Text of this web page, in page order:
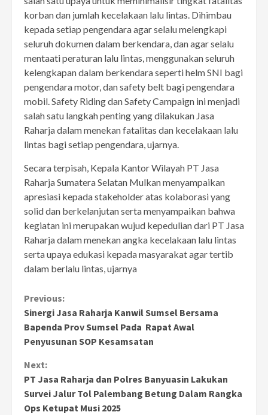
korban dan jumlah kecelakaan lalu lintas. Dihimbau
kepada setiap pengendara agar selalu melengkapi
seluruh dokumen dalam berkendara, dan agar selalu
mentaati peraturan lalu lintas, menggunakan seluruh
kelengkapan dalam berkendara seperti helm SNI bagi
pengendara motor, dan safety belt bagi pengendara
mobil. Safety Riding dan Safety Campaign ini menjadi
salah satu langkah penting yang dilakukan Jasa
Raharja dalam menekan fatalitas dan kecelakaan lalu
lintas bagi setiap pengendara, ujarnya.
Secara terpisah, Kepala Kantor Wilayah PT Jasa
Raharja Sumatera Selatan Mulkan menyampaikan
apresiasi kepada stakeholder atas kolaborasi yang
solid dan berkelanjutan serta menyampaikan bahwa
kegiatan ini merupakan wujud kepedulian dari PT Jasa
Raharja dalam menekan angka kecelakaan lalu lintas
serta upaya edukasi kepada masyarakat agar tertib
dalam berlalu lintas, ujarnya
Continue
Reading
Previous:
Sinergi Jasa Raharja Kanwil Sumsel Bersama
Bapenda Prov Sumsel Pada Rapat Awal
Penyusunan SOP Kesamsatan
Next:
PT Jasa Raharja dan Polres Banyuasin Lakukan
Survei Jalur Tol Palembang Betung Dalam Rangka
Ops Ketupat Musi 2025